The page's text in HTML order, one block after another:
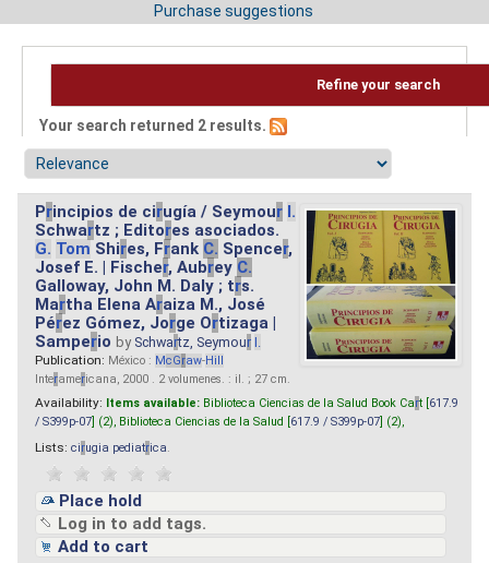
Purchase suggestions
Refine your search
Your search returned 2 results.
Principios de cirugía / Seymour I.
Schwartz ; Editores asociados.
G. Tom Shires, Frank C. Spencer,
Josef E. | Fischer, Aubrey C.
Galloway, John M. Daly ; trs.
Martha Elena Araiza M., José
Pérez Gómez, Jorge Ortizaga |
Samperio by Schwartz, Seymour I.
Publication: México : McGraw-Hill
Interamericana, 2000 . 2 volumenes. : il. ; 27 cm.
Availability: Items available: Biblioteca Ciencias de la Salud Book Cart [ 617.9
/ S399p-07 ] (2), Biblioteca Ciencias de la Salud [ 617.9 / S399p-07 ] (2),
Lists: cirugia pediatrica
Place hold
Log in to add tags.
Add to cart